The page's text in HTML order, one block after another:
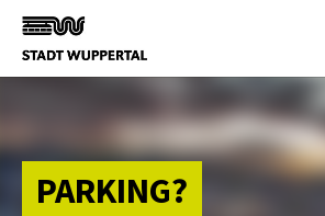
Skip to main content
PARKING?